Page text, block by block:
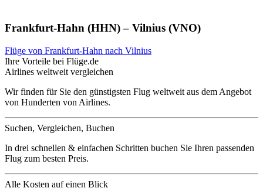
Frankfurt-Hahn (HHN) – Vilnius (VNO)
Flüge von Frankfurt-Hahn nach Vilnius
Ihre Vorteile bei Flüge.de
Airlines weltweit vergleichen
Wir finden für Sie den günstigsten Flug weltweit aus dem Angebot
von Hunderten von Airlines.
Suchen, Vergleichen, Buchen
In drei schnellen & einfachen Schritten buchen Sie Ihren passenden
Flug zum besten Preis.
Alle Kosten auf einen Blick